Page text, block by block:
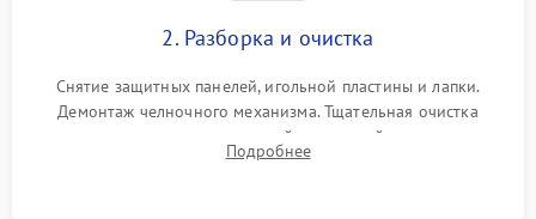
2. Разборка и очистка
Снятие защитных панелей, игольной пластины и лапки.
Демонтаж челночного механизма. Тщательная очистка
внутренних узлов от скопившейся тканевой пыли, очесов,
остатков старой смазки и обрывков нитей с помощью
Подробнее